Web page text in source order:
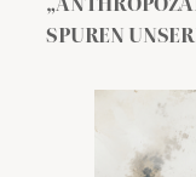
SPUREN